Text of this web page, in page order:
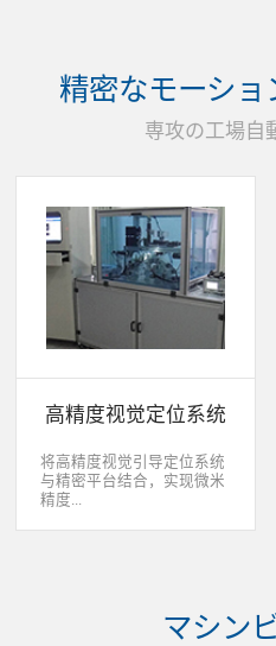
器视觉系统还能在处理或组
装产品的同时对其进行检
和数据矩阵代码。功能介绍
少了人力成本，大幅度的提
高了生产力，为客户创造了
显著的经济效益和社会效
益。应用机器视觉引导机器
人是一种实现柔性制造的技
术，使生产线很容易适应产
品的变化、不同的位置及方
向，定位取放的零件或指导
系统还能在处理或组装产品
量，识别。视觉向导机器人
度固定设备；2、无需工具
转换即能处理多种类型的工
件；3、防止意外的机器人
括：1、自动堆垛和卸垛；
精密なモーシ
専攻の工場自
高精度视觉定位系统
将高精度视觉引导定位系统
与精密平台结合，实现微米
精度...
动定位和对准应用等。マシン